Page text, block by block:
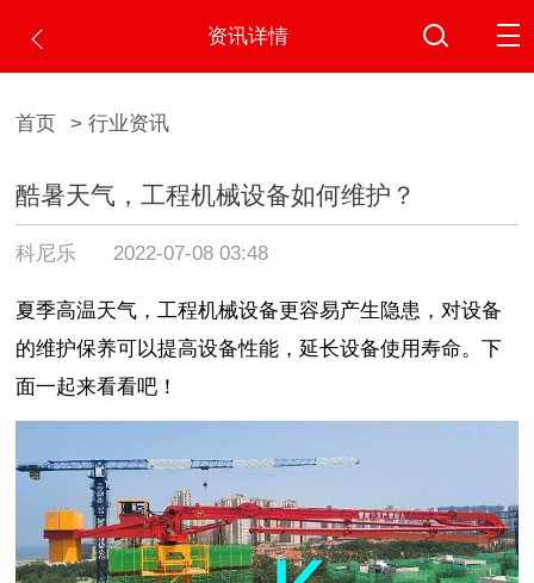
资讯详情
首页 > 行业资讯
酷暑天气，工程机械设备如何维护？
科尼乐 2022-07-08 03:48
夏季高温天气，工程机械设备更容易产生隐患，对设备
的维护保养可以提高设备性能，延长设备使用寿命。下
面一起来看看吧！